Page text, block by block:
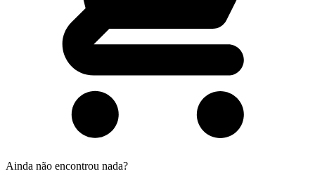
Ainda não encontrou nada?